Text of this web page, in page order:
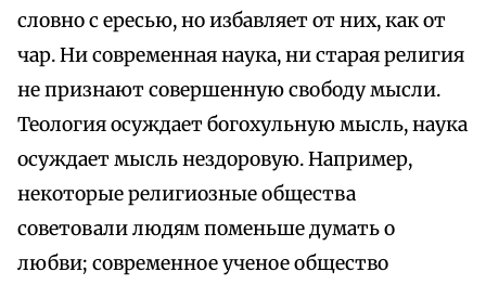
словно с ересью, но избавляет от них, как от
чар. Ни современная наука, ни старая религия
не признают совершенную свободу мысли.
Теология осуждает богохульную мысль, наука
осуждает мысль нездоровую. Например,
некоторые религиозные общества
советовали людям поменьше думать о
любви; современное ученое общество